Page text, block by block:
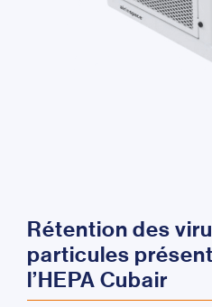
Rétention des
particules
l’HEPA Cubair